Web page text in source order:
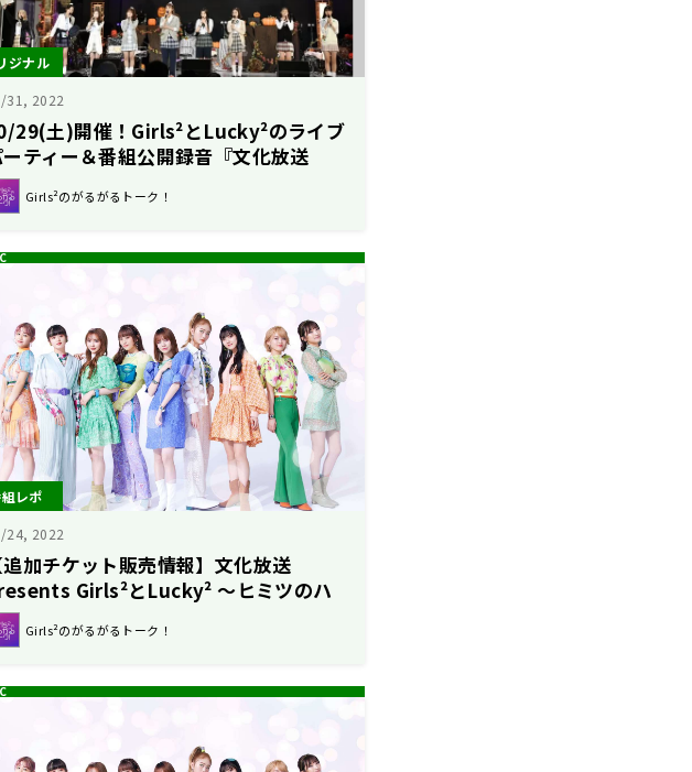
ジナル
31, 2022
29(土)開催！Girls²とLucky²のライブ
ティー＆番組公開録音『文化放送
Girls²とLucky² ～ヒミツのハ
ィーンパーティー2022～』イベント
Girls²のがるがるトーク！
レポ
24, 2022
追加チケット販売情報】文化放送
Girls²とLucky² ～ヒミツのハ
ィーンパーティー2022～
Girls²のがるがるトーク！